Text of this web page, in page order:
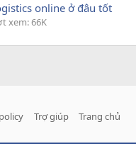
online ở đâu tốt
xem: 66K
Trợ giúp Trang chủ